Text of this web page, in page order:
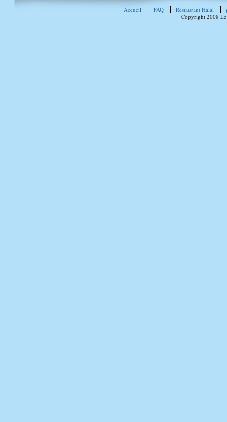
Accueil FAQ Restaurant Halal
Copyright 2008